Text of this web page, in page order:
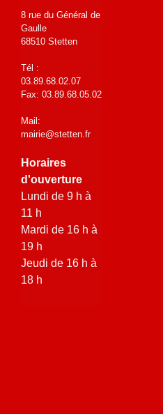
8 rue du Général de
Gaulle
68510 Stetten
Tél :
03.89.68.02.07
Fax: 03.89.68.05.02
Mail:
mairie@stetten.fr
Horaires
d'ouverture
Lundi de 9 h à
11 h
Mardi de 16 h à
19 h
Jeudi de 16 h à
18 h